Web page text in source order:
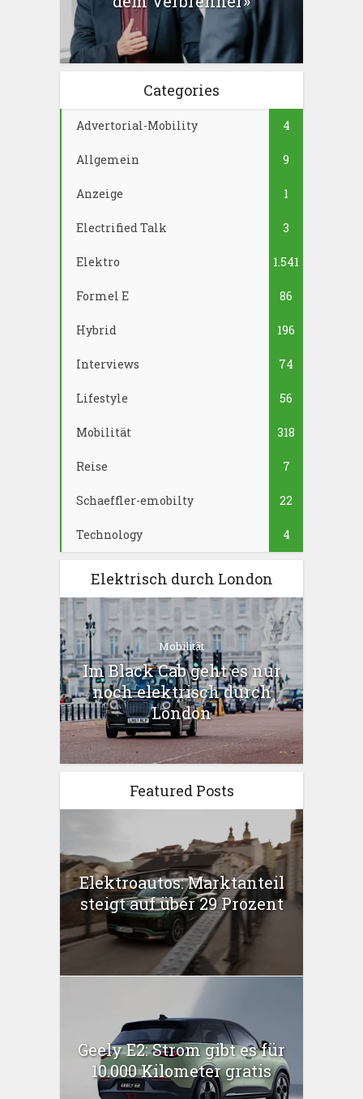
Categories
Advertorial-Mobility 4
Allgemein 9
Anzeige 1
Electrified Talk 3
Elektro 1.541
Formel E 86
Hybrid 196
Interviews 74
Lifestyle 56
Mobilität 318
Reise 7
Schaeffler-emobilty 22
Technology 4
Elektrisch durch London
Mobilität
Im Black Cab geht es nur
noch elektrisch durch
London
Featured Posts
Elektroautos: Marktanteil
steigt auf über 29 Prozent
Geely E2: Strom gibt es für
10.000 Kilometer gratis